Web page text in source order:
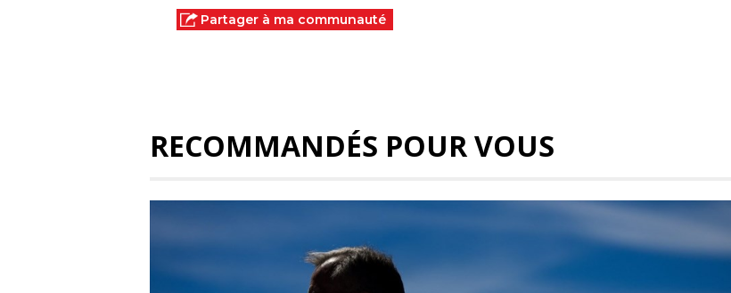
Partager à ma communauté
RECOMMANDÉS POUR VOUS